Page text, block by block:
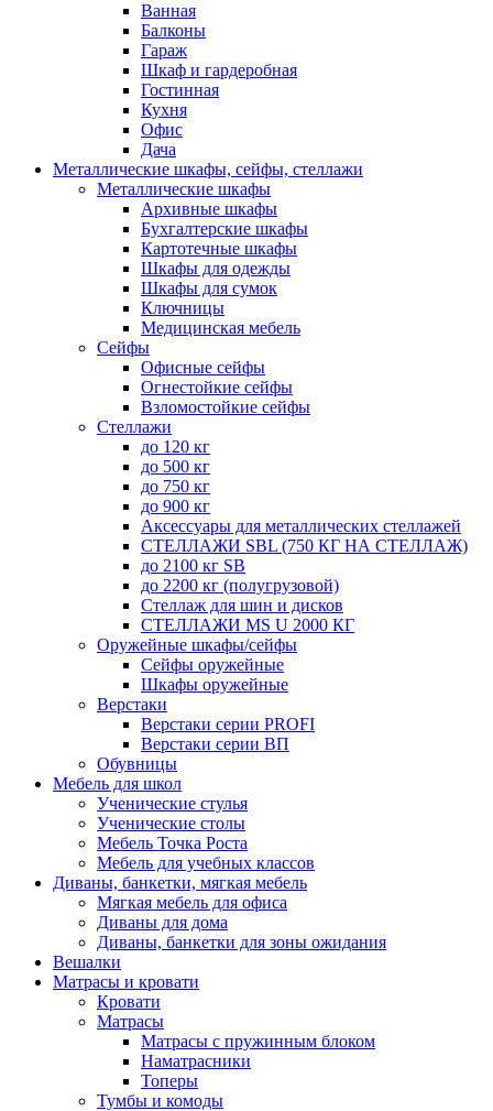
Ванная
Балконы
Гараж
Шкаф и гардеробная
Гостинная
Кухня
Офис
Дача
Металлические шкафы, сейфы, стеллажи
Металлические шкафы
Архивные шкафы
Бухгалтерские шкафы
Картотечные шкафы
Шкафы для одежды
Шкафы для сумок
Ключницы
Медицинская мебель
Сейфы
Офисные сейфы
Огнестойкие сейфы
Взломостойкие сейфы
Стеллажи
до 120 кг
до 500 кг
до 750 кг
до 900 кг
Аксессуары для металлических стеллажей
СТЕЛЛАЖИ SBL (750 КГ НА СТЕЛЛАЖ)
до 2100 кг SB
до 2200 кг (полугрузовой)
Стеллаж для шин и дисков
СТЕЛЛАЖИ MS U 2000 КГ
Оружейные шкафы/сейфы
Сейфы оружейные
Шкафы оружейные
Верстаки
Верстаки серии PROFI
Верстаки серии ВП
Обувницы
Мебель для школ
Ученические стулья
Ученические столы
Мебель Точка Роста
Мебель для учебных классов
Диваны, банкетки, мягкая мебель
Мягкая мебель для офиса
Диваны для дома
Диваны, банкетки для зоны ожидания
Вешалки
Матрасы и кровати
Кровати
Матрасы
Матрасы с пружинным блоком
Наматрасники
Топеры
Тумбы и комоды